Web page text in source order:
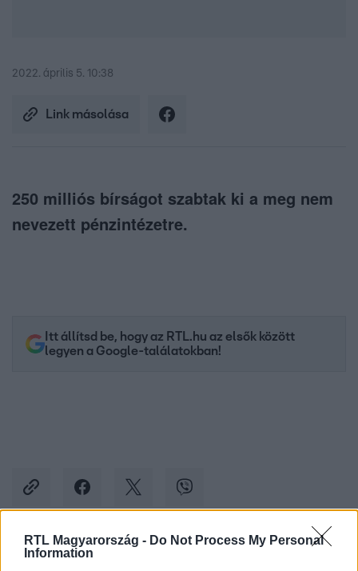
RTL Magyarország - Do Not Process My Personal
Information
2022. április 5. 10:38
Link másolása
250 milliós bírságot szabtak ki a meg nem
nevezett pénzintézetre.
Itt állítsd be, hogy az RTL.hu az elsők között
legyen a Google-találatokban!
Kövess minket, és értesülj a friss hírekről a